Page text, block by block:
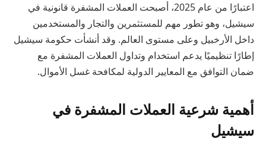
اعتبارًا من عام 2025، أصبحت العملات المشفرة قانونية في
سيشيل، وهو تطور مهم للمستثمرين والتجار والمستخدمين
داخل الأرخبيل وعلى مستوى العالم. وقد أنشأت حكومة سيشيل
إطارًا تنظيميًا يدعم استخدام وتداول العملات المشفرة مع
ضمان التوافق مع المعايير الدولية لمكافحة غسل الأموال.
أهمية شرعية العملات المشفرة في
سيشيل